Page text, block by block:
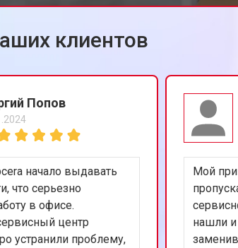
клиентов
Попов
начало выдавать
что серьезно
в офисе.
центр
устранили проблему,
Мой
нашли и